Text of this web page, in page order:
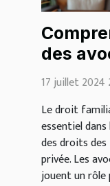
des
en droit
17 juillet 2024
Le droit
essentiel
des droits des
privée. Les
jouent un